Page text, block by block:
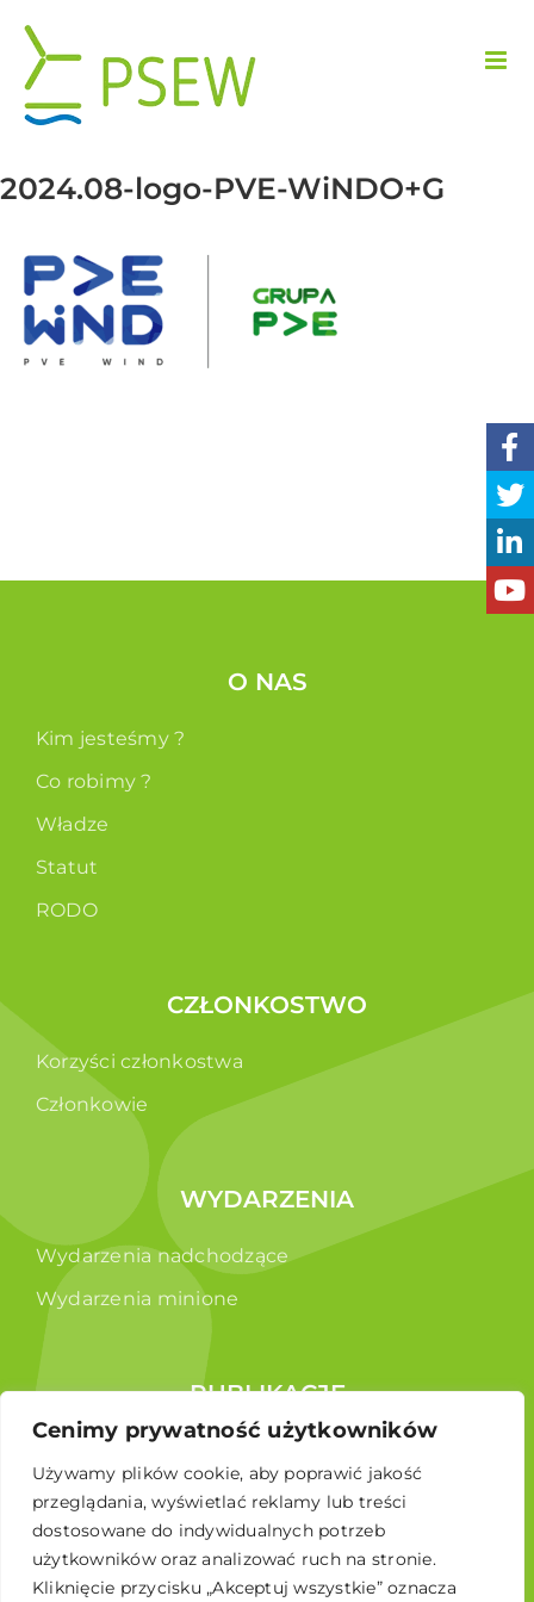
Cenimy prywatność użytkowników
Używamy plików cookie, aby poprawić jakość
przeglądania, wyświetlać reklamy lub treści
dostosowane do indywidualnych potrzeb
użytkowników oraz analizować ruch na stronie.
Kliknięcie przycisku „Akceptuj wszystkie” oznacza
zawartości
2024.08-logo-PVE-WiNDO+G
O NAS
Kim jesteśmy ?
Co robimy ?
Władze
Statut
RODO
CZŁONKOSTWO
Korzyści członkostwa
Członkowie
WYDARZENIA
Wydarzenia nadchodzące
Wydarzenia minione
PUBLIKACJE
Raporty
Broszura edukacyjna